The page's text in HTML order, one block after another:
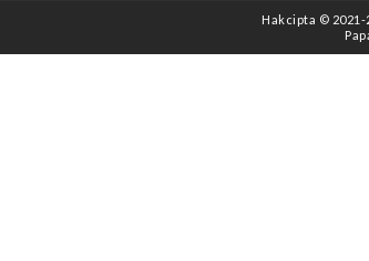
Hakcipta © 2021 -